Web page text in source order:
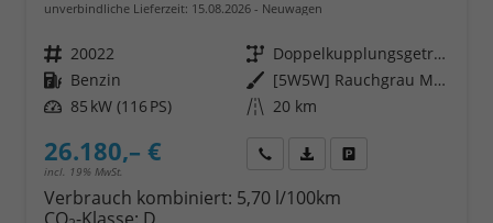
unverbindliche Lieferzeit: 15.08.2026 Neuwagen
Fahrzeugnr. 20022 Getriebe
Doppelkupplungsgetriebe (DSG)
Kraftstoff Benzin Außenfarbe
[5W5W] Rauchgrau Metallic
Leistung 85 kW (116 PS) Kilometerstand 20 km
26.180,– €
incl. 19% MwSt.
Wir rufen Sie anFahrzeugexposé (PDF)
Verbrauch kombiniert: 5,70 l/100km
CO -Klasse: D